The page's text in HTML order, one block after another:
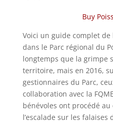
Buy
Voici un guide complet de
dans le Parc régional du
longtemps que la grimpe
territoire, mais en 2016,
gestionnaires du Parc,
collaboration avec la
bénévoles ont procédé
l’escalade sur les